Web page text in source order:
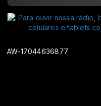
AW-17044636877